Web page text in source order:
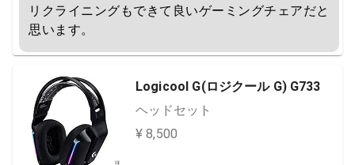
リクライニングもできて良いゲーミングチェアだと
思います。
Logicool G(ロジクール G) G733
ヘッドセット
¥ 8,500